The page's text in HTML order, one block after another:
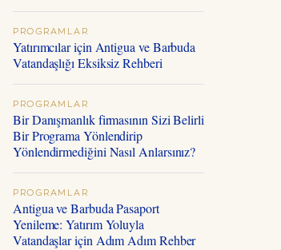
PROGRAMLAR
Yatırımcılar için Antigua ve Barbuda
Vatandaşlığı Eksiksiz Rehberi
PROGRAMLAR
Bir Danışmanlık firmasının Sizi Belirli
Bir Programa Yönlendirip
Yönlendirmediğini Nasıl Anlarsınız?
PROGRAMLAR
Antigua ve Barbuda Pasaport
Yenileme: Yatırım Yoluyla
Vatandaşlar için Adım Adım Rehber